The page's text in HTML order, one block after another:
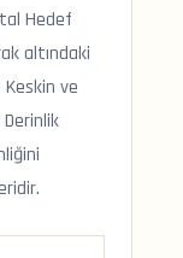
Hedef
altındaki
ve